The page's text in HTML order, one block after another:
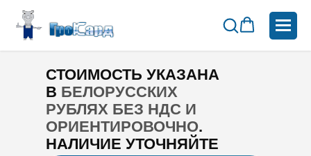
Важно
СТОИМОСТЬ УКАЗАНА
В БЕЛОРУССКИХ
РУБЛЯХ БЕЗ НДС И
ОРИЕНТИРОВОЧНО.
НАЛИЧИЕ УТОЧНЯЙТЕ